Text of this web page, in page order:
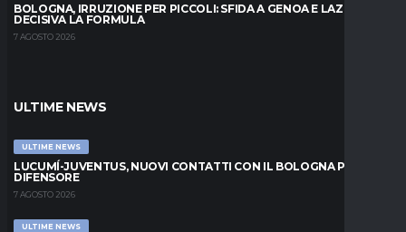
BOLOGNA, IRRUZIONE PER PICCOLI: SFIDA A GENOA E LAZIO,
DECISIVA LA FORMULA
7 AGOSTO 2026
ULTIME NEWS
ULTIME NEWS
LUCUMÍ-JUVENTUS, NUOVI CONTATTI CON IL BOLOGNA PER IL
DIFENSORE
7 AGOSTO 2026
ULTIME NEWS